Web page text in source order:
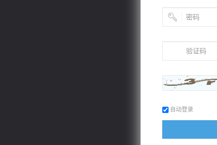
自动登录